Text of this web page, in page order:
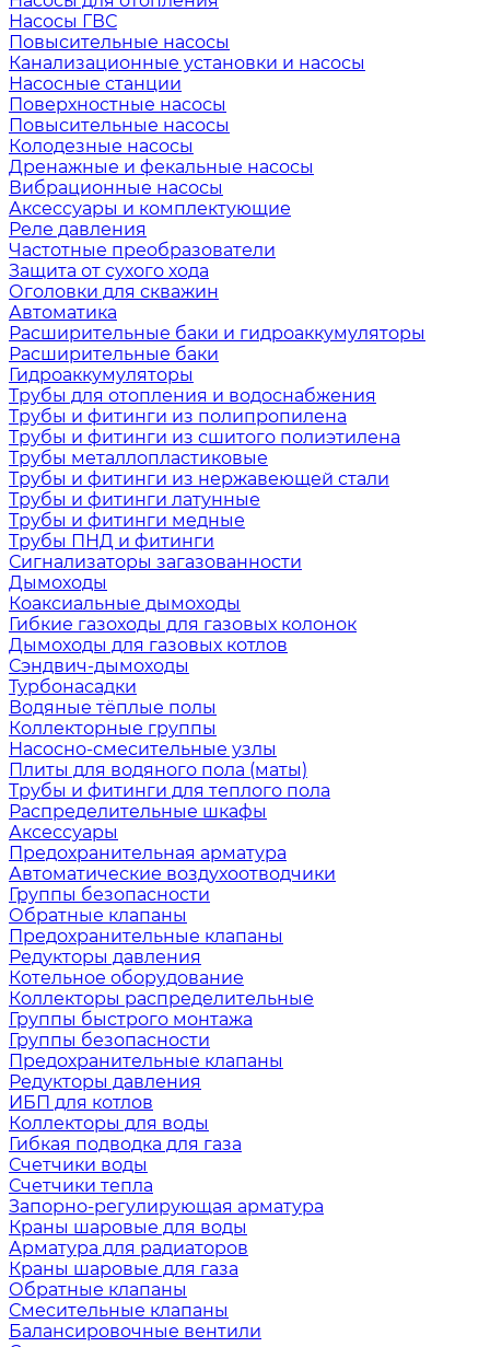
Насосы ГВС
Повысительные насосы
Канализационные установки и насосы
Насосные станции
Поверхностные насосы
Повысительные насосы
Колодезные насосы
Дренажные и фекальные насосы
Вибрационные насосы
Аксессуары и комплектующие
Реле давления
Частотные преобразователи
Защита от сухого хода
Оголовки для скважин
Автоматика
Расширительные баки и гидроаккумуляторы
Расширительные баки
Гидроаккумуляторы
Трубы для отопления и водоснабжения
Трубы и фитинги из полипропилена
Трубы и фитинги из сшитого полиэтилена
Трубы металлопластиковые
Трубы и фитинги из нержавеющей стали
Трубы и фитинги латунные
Трубы и фитинги медные
Трубы ПНД и фитинги
Сигнализаторы загазованности
Дымоходы
Коаксиальные дымоходы
Гибкие газоходы для газовых колонок
Дымоходы для газовых котлов
Сэндвич-дымоходы
Турбонасадки
Водяные тёплые полы
Коллекторные группы
Насосно-смесительные узлы
Плиты для водяного пола (маты)
Трубы и фитинги для теплого пола
Распределительные шкафы
Аксессуары
Предохранительная арматура
Автоматические воздухоотводчики
Группы безопасности
Обратные клапаны
Предохранительные клапаны
Редукторы давления
Котельное оборудование
Коллекторы распределительные
Группы быстрого монтажа
Группы безопасности
Предохранительные клапаны
Редукторы давления
ИБП для котлов
Коллекторы для воды
Гибкая подводка для газа
Счетчики воды
Счетчики тепла
Запорно-регулирующая арматура
Краны шаровые для воды
Арматура для радиаторов
Краны шаровые для газа
Обратные клапаны
Смесительные клапаны
Балансировочные вентили